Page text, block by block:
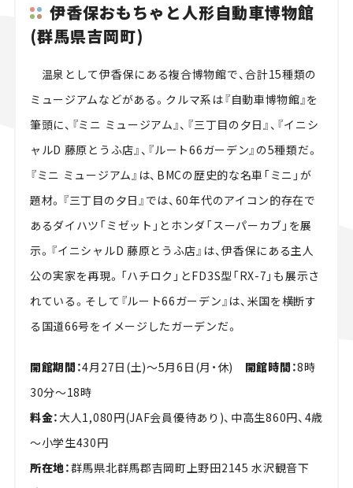
伊香保おもちゃと人形自動車博物館
(群馬県吉岡町)
温泉として伊香保にある複合博物館で、合計15種類の
ミュージアムなどがある。クルマ系は『自動車博物館』を
筆頭に、『ミニ ミュージアム』、『三丁目の夕日』、『イニシ
ャルD 藤原とうふ店』、『ルート66ガーデン』の5種類だ。
『ミニ ミュージアム』は、BMCの歴史的な名車「ミニ」が
題材。『三丁目の夕日』では、60年代のアイコン的存在で
あるダイハツ「ミゼット」とホンダ「スーパーカブ」を展
示。『イニシャルD 藤原とうふ店』は、伊香保にある主人
公の実家を再現。「ハチロク」とFD3S型「RX-7」も展示さ
れている。そして『ルート66ガーデン』は、米国を横断す
る国道66号をイメージしたガーデンだ。
開館期間：4月27日(土)～5月6日(月・休) 開館時間：8時
30分～18時
料金：大人1,080円(JAF会員優待あり)、中高生860円、4歳
～小学生430円
所在地：群馬県北群馬郡吉岡町上野田2145 水沢観音下